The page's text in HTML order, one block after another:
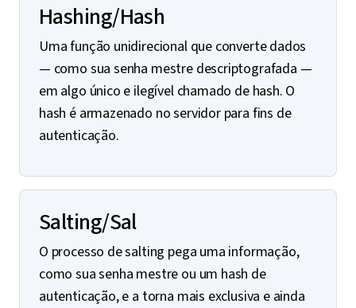
Hashing/Hash
Uma função unidirecional que converte dados
— como sua senha mestre descriptografada —
em algo único e ilegível chamado de hash. O
hash é armazenado no servidor para fins de
autenticação.
Salting/Sal
O processo de salting pega uma informação,
como sua senha mestre ou um hash de
autenticação, e a torna mais exclusiva e ainda